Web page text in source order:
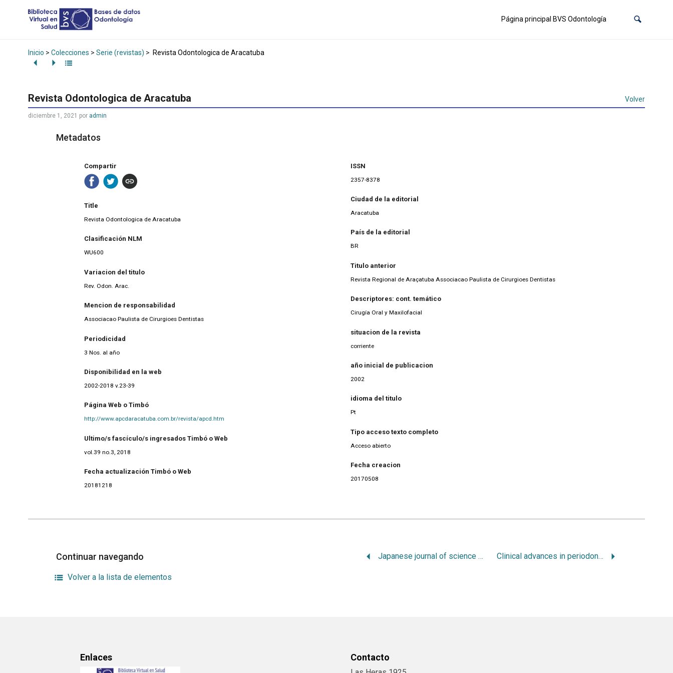
Página principal BVS Odontología
Inicio > Colecciones > Serie (revistas) > Revista Odontologica de Aracatuba
Revista Odontologica de Aracatuba Volver
diciembre 1, 2021 por admin
Metadatos
Compartir
Title
Revista Odontologica de Aracatuba
Clasificación NLM
WU600
Variacion del titulo
Rev. Odon. Arac.
Mencion de responsabilidad
Associacao Paulista de Cirurgioes Dentistas
Periodicidad
3 Nos. al año
Disponibilidad en la web
2002-2018 v.23-39
Página Web o Timbó
http://www.apcdaracatuba.com.br/revista/apcd.htm
Ultimo/s fascículo/s ingresados Timbó o Web
vol.39 no.3, 2018
Fecha actualización Timbó o Web
20181218
ISSN
2357-8378
Ciudad de la editorial
Aracatuba
País de la editorial
BR
Titulo anterior
Revista Regional de Araçatuba Associacao Paulista de Cirurgioes Dentistas
Descriptores: cont. temático
Cirugía Oral y Maxilofacial
situacion de la revista
corriente
año inicial de publicacion
2002
idioma del titulo
Pt
Tipo acceso texto completo
Acceso abierto
Fecha creacion
20170508
Continuar navegando Japanese journal of science and technology for identification Clinical advances in periodontics
Volver a la lista de elementos
Enlaces Contacto